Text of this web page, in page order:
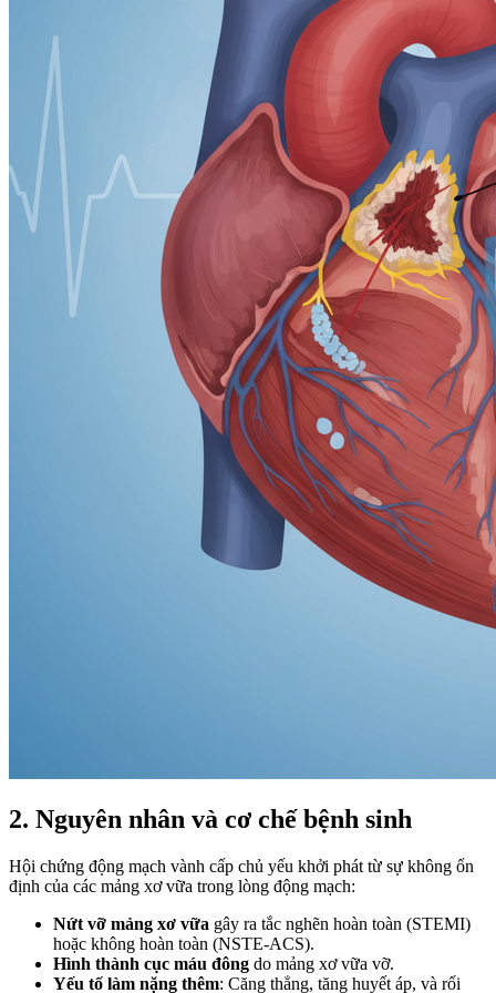
2. Nguyên nhân và cơ chế bệnh sinh
Hội chứng động mạch vành cấp chủ yếu khởi phát từ sự không ổn
định của các mảng xơ vữa trong lòng động mạch:
Nứt vỡ mảng xơ vữa gây ra tắc nghẽn hoàn toàn (STEMI)
hoặc không hoàn toàn (NSTE-ACS).
Hình thành cục máu đông do mảng xơ vữa vỡ.
Yếu tố làm nặng thêm: Căng thẳng, tăng huyết áp, và rối